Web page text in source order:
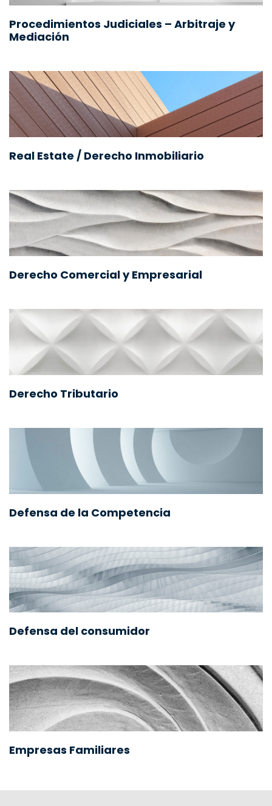
Procedimientos Judiciales – Arbitraje y
Mediación
Real Estate / Derecho Inmobiliario
Derecho Comercial y Empresarial
Derecho Tributario
Defensa de la Competencia
Defensa del consumidor
Empresas Familiares